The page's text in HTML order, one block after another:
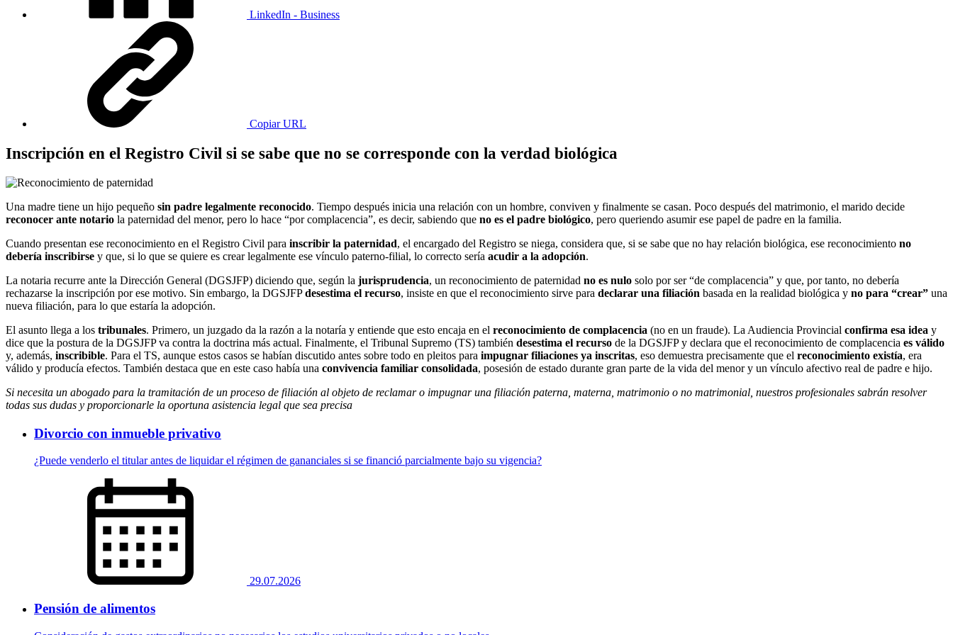
LinkedIn - Business
Copiar URL
Inscripción en el Registro Civil si se sabe que no se corresponde con la verdad biológica
Una madre tiene un hijo pequeño sin padre legalmente reconocido. Tiempo después inicia una relación con un hombre, conviven y finalmente se casan. Poco después del matrimonio, el marido decide
reconocer ante notario la paternidad del menor, pero lo hace “por complacencia”, es decir, sabiendo que no es el padre biológico, pero queriendo asumir ese papel de padre en la familia.
Cuando presentan ese reconocimiento en el Registro Civil para inscribir la paternidad, el encargado del Registro se niega, considera que, si se sabe que no hay relación biológica, ese reconocimiento no
debería inscribirse y que, si lo que se quiere es crear legalmente ese vínculo paterno-filial, lo correcto sería acudir a la adopción.
La notaria recurre ante la Dirección General (DGSJFP) diciendo que, según la jurisprudencia, un reconocimiento de paternidad no es nulo solo por ser “de complacencia” y que, por tanto, no debería
rechazarse la inscripción por ese motivo. Sin embargo, la DGSJFPdesestima el recurso, insiste en que el reconocimiento sirve para declarar una filiación basada en la realidad biológica y no para “crear” una
nueva filiación, para lo que estaría la adopción.
El asunto llega a los tribunales. Primero, un juzgado da la razón a la notaría y entiende que esto encaja en el reconocimiento de complacencia (no en un fraude). La Audiencia Provincial confirma esa idea y
dice que la postura de la DGSJFP va contra la doctrina más actual. Finalmente, el Tribunal Supremo (TS) también desestima el recurso de la DGSJFP y declara que el reconocimiento de complacencia es válido
y, además, inscribible. Para el TS, aunque estos casos se habían discutido antes sobre todo en pleitos para impugnar filiaciones ya inscritas, eso demuestra precisamente que el reconocimiento existía, era
válido y producía efectos. También destaca que en este caso había una convivencia familiar consolidada, posesión de estado durante gran parte de la vida del menor y un vínculo afectivo real de padre e hijo.
Si necesita un abogado para la tramitación de un proceso de filiación al objeto de reclamar o impugnar una filiación paterna, materna, matrimonio o no matrimonial, nuestros profesionales sabrán resolver
todas sus dudas y proporcionarle la oportuna asistencia legal que sea precisa
Divorcio con inmueble privativo
¿Puede venderlo el titular antes de liquidar el régimen de gananciales si se financió parcialmente bajo su vigencia?
29.07.2026
Pensión de alimentos